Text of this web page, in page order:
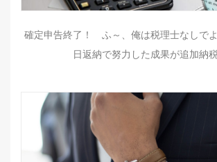
確定申告終了！ ふ～、俺は税理士なしで
日返納で努力した成果が追加納